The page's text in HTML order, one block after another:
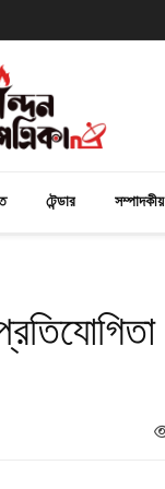
টেন্ডার সম্পাদকীয়